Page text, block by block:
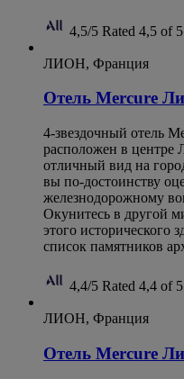
4,5/5 Rated 4,5 of 5
ЛИОН, Франция
Отель Mercure
4-звездочный отель
расположен в центре
отличный вид на
вы по-достоинству
железнодорожному
Окунитесь в другой
этого исторического
список памятников
4,4/5 Rated 4,4 of 5
ЛИОН, Франция
Отель Mercure